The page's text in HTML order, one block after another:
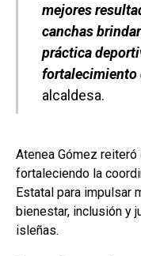
mejores
canchas
práctica
fortalecimiento
alcaldesa.
Atenea Gómez
fortaleciendo la
Estatal para impulsar
bienestar, inclusión y
isleñas.